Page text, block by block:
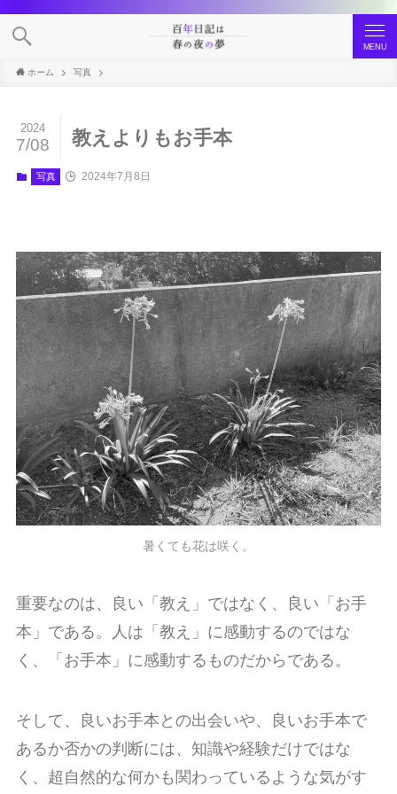
MENU
ホーム 写真
教えよりもお手本
2024
7/08
写真 2024年7月8日
暑くても花は咲く。
重要なのは、良い「教え」ではなく、良い「お手
本」である。人は「教え」に感動するのではな
く、「お手本」に感動するものだからである。
そして、良いお手本との出会いや、良いお手本で
あるか否かの判断には、知識や経験だけではな
く、超自然的な何かも関わっているような気がす